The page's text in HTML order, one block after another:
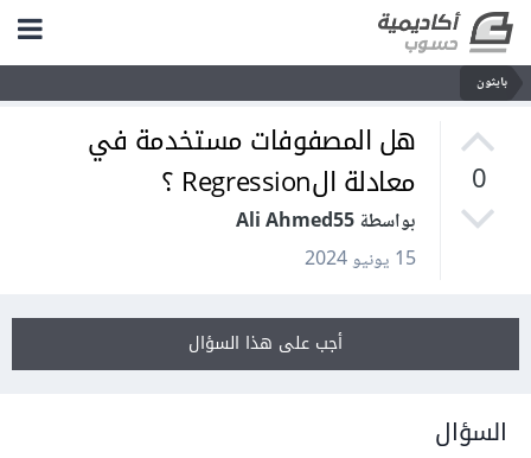
بايثون
0
هل المصفوفات مستخدمة في
معادلة الRegression ؟
بواسطة Ali Ahmed55
15 يونيو 2024
أجب على هذا السؤال
السؤال